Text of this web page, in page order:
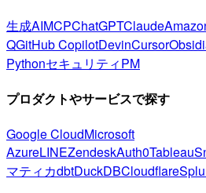
生成AIMCPChatGPTClaude
QGitHub CopilotDevinCursor
PythonセキュリティPM
プロダクトやサービスで探す
Google CloudMicrosoft
AzureLINEZendeskAuth0Tableau
マティカdbtDuckDBCloudflare